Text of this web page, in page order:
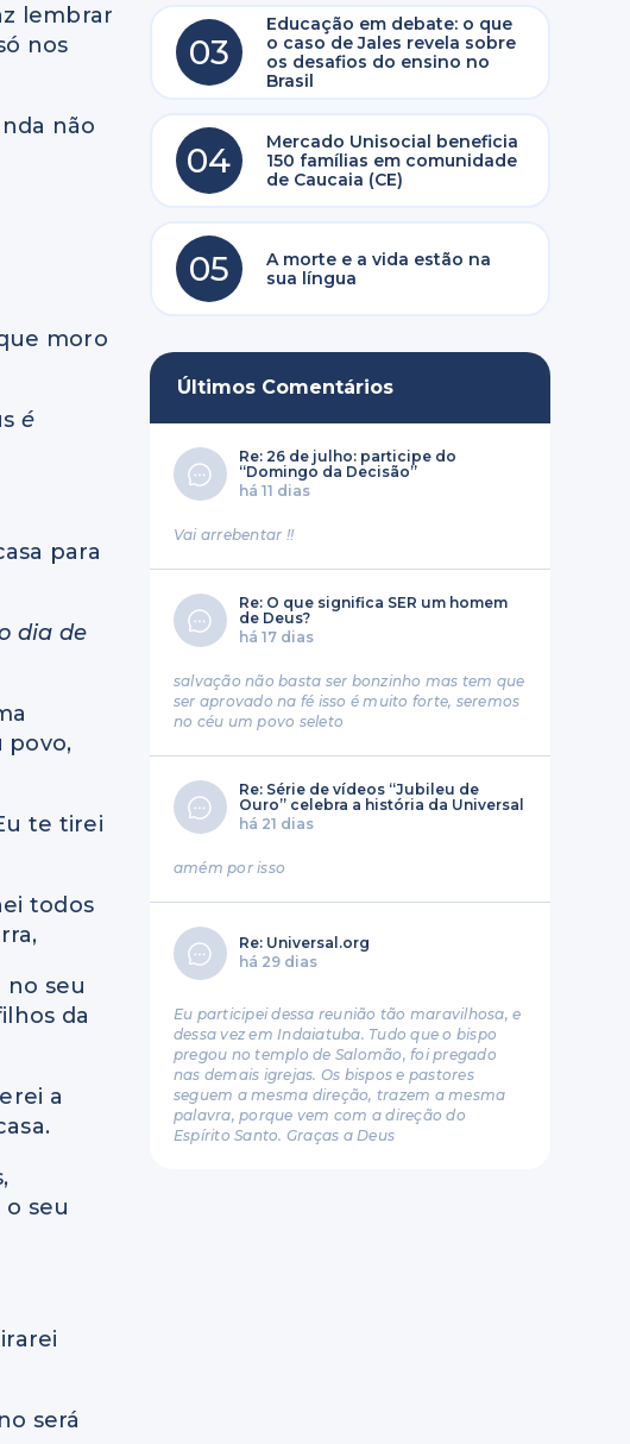
lembrar
nos
não
moro
é
para
dia de
povo,
te tirei
todos
no seu
da
a
seu
será
03
Educação em debate: o que
o caso de Jales revela sobre
os desafios do ensino no
Brasil
04
Mercado Unisocial beneficia
150 famílias em comunidade
de Caucaia (CE)
05
A morte e a vida estão na
sua língua
Últimos Comentários
Re: 26 de julho: participe do
“Domingo da Decisão”
há 11 dias
Vai arrebentar !!
Re: O que significa SER um homem
de Deus?
há 17 dias
salvação não basta ser bonzinho mas tem que
ser aprovado na fé isso é muito forte, seremos
no céu um povo seleto
Re: Série de vídeos “Jubileu de
Ouro” celebra a história da Universal
há 21 dias
amém por isso
Re: Universal.org
há 29 dias
Eu participei dessa reunião tão maravilhosa, e
dessa vez em Indaiatuba. Tudo que o bispo
pregou no templo de Salomão, foi pregado
nas demais igrejas. Os bispos e pastores
seguem a mesma direção, trazem a mesma
palavra, porque vem com a direção do
Espírito Santo. Graças a Deus